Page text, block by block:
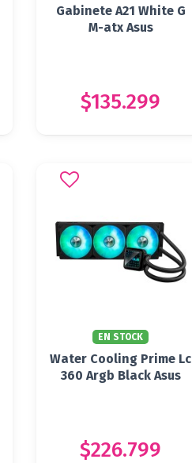
Gabinete A21 White G
M-atx Asus
$135.299
EN STOCK
Water Cooling Prime Lc
360 Argb Black Asus
$226.799